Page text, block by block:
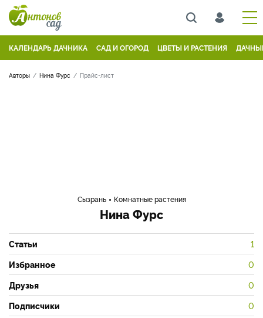
КАЛЕНДАРЬ ДАЧНИКА САД И ОГОРОД ЦВЕТЫ И РАСТЕНИЯ
Авторы Нина Фурс Прайс-лист
Сызрань Комнатные растения
Нина Фурс
Статьи 1
Избранное 0
Друзья 0
Подписчики 0